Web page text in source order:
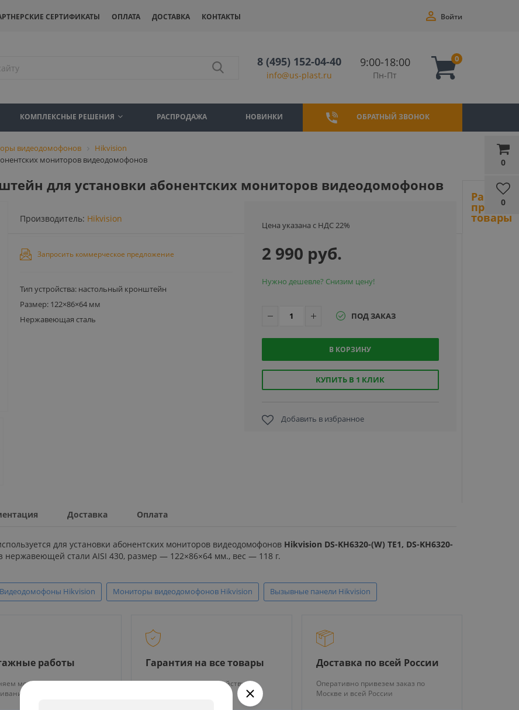
СЕРТИФИКАТЫ ОПЛАТА ДОСТАВКА КОНТАКТЫ
0
0
Войти
8 (495) 152-04-40
info@us-plast.ru
9:00-18:00
Пн-Пт
0
КОМПЛЕКСНЫЕ РЕШЕНИЯ РАСПРОДАЖА НОВИНКИ ОБРАТНЫЙ ЗВОНОК
видеодомофонов
Hikvision
мониторов видеодомофонов
для установки абонентских мониторов видеодомофонов
Производитель: Hikvision
Запросить коммерческое предложение
Тип устройства: настольный кронштейн
Размер: 122×86×64 мм
Нержавеющая сталь
Цена указана с НДС 22%
2 990 руб.
Нужно дешевле? Снизим цену!
ПОД ЗАКАЗ
В КОРЗИНУ
КУПИТЬ В 1 КЛИК
Добавить в избранное
Доставка Оплата
для установки абонентских мониторов видеодомофонов Hikvision DS-KH6320-(W) TE1, DS-KH6320-
нержавеющей стали AISI 430, размер — 122×86×64 мм., вес — 118 г.
Видеодомофоны Hikvision Мониторы видеодомофонов Hikvision Вызывные панели Hikvision
работы
монтаж и тех.
оборудования
Гарантия на все товары
На нашу продукцию действует
Доставка по всей России
Оперативно привезем заказ по
Москве и всей России
Ранее
товары